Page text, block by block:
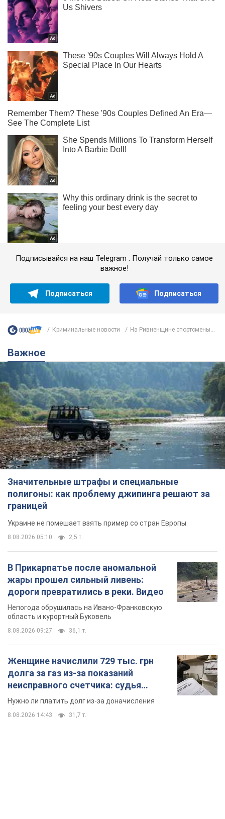
Подписывайся на наш Telegram . Получай только самое
важное!
Подписаться Подписаться
Криминальные новости На Ривненщине спортсмены...
Важное
Значительные штрафы и специальные
полигоны: как проблему джипинга решают за
границей
Украине не помешает взять пример со стран Европы
8.08.2026 05:10 2,5 т.
В Прикарпатье после аномальной
жары прошел сильный ливень:
дороги превратились в реки. Видео
Непогода обрушилась на Ивано-Франковскую
область и курортный Буковель
8.08.2026 09:27 36,1 т.
Женщине начислили 729 тыс. грн
долга за газ из-за показаний
неисправного счетчика: судья
вынес неожиданное решение
Нужно ли платить долг из-за доначисления
8.08.2026 14:43 31,7 т.